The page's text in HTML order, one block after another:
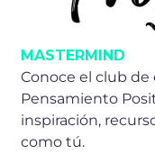
MASTERMIND
Conoce el club
Pensamiento
inspiración,
como tú.